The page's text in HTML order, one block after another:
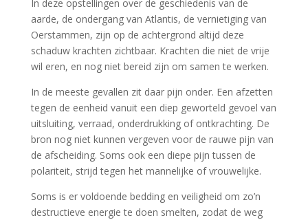
In deze opstellingen over de geschiedenis van de
aarde, de ondergang van Atlantis, de vernietiging van
Oerstammen, zijn op de achtergrond altijd deze
schaduw krachten zichtbaar. Krachten die niet de vrije
wil eren, en nog niet bereid zijn om samen te werken.
In de meeste gevallen zit daar pijn onder. Een afzetten
tegen de eenheid vanuit een diep geworteld gevoel van
uitsluiting, verraad, onderdrukking of ontkrachting. De
bron nog niet kunnen vergeven voor de rauwe pijn van
de afscheiding. Soms ook een diepe pijn tussen de
polariteit, strijd tegen het mannelijke of vrouwelijke.
Soms is er voldoende bedding en veiligheid om zo’n
destructieve energie te doen smelten, zodat de weg